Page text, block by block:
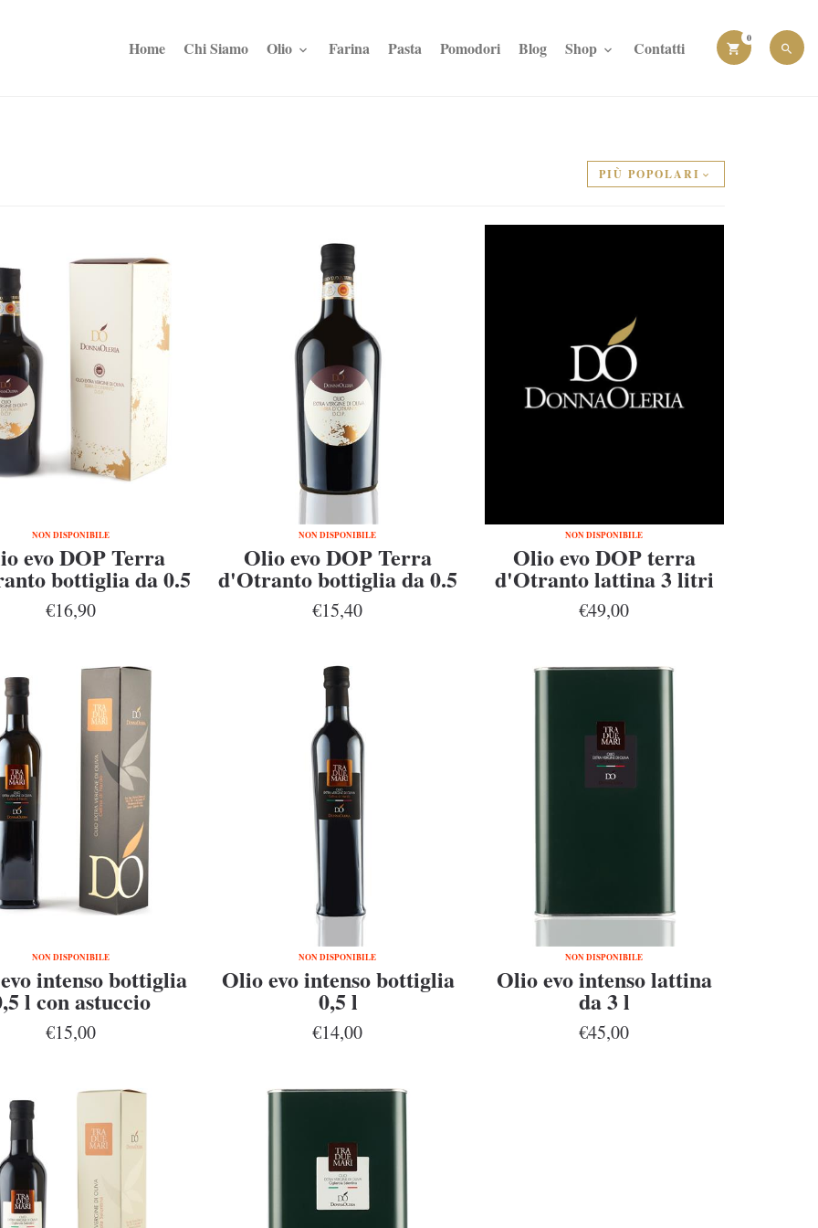
0
Home Chi Siamo Olio Farina Pasta Pomodori Blog Shop Contatti
PIÙ POPOLARI
NON DISPONIBILE
evo DOP Terra
bottiglia da 0.5
l in astuccio
€16,90
NON DISPONIBILE
Olio evo DOP Terra
d'Otranto bottiglia da 0.5
l
€15,40
NON DISPONIBILE
Olio evo DOP terra
d'Otranto lattina 3 litri
€49,00
NON DISPONIBILE
intenso bottiglia
l con astuccio
€15,00
NON DISPONIBILE
Olio evo intenso bottiglia
0,5 l
€14,00
NON DISPONIBILE
Olio evo intenso lattina
da 3 l
€45,00